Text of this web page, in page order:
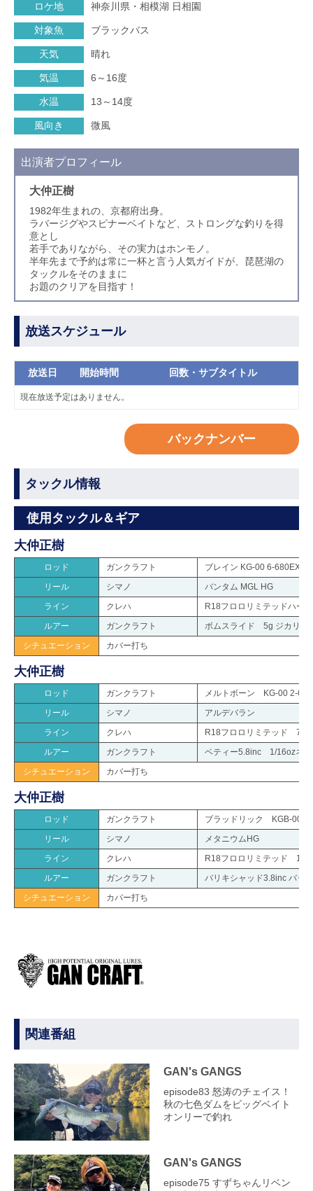
ロケ地 神奈川県・相模湖 日相園
対象魚 ブラックバス
天気 晴れ
気温 6～16度
水温 13～14度
風向き 微風
出演者プロフィール
大仲正樹
1982年生まれの、京都府出身。
ラバージグやスピナーベイトなど、ストロングな釣りを得
意とし
若手でありながら、その実力はホンモノ。
半年先まで予約は常に一杯と言う人気ガイドが、琵琶湖の
タックルをそのままに
お題のクリアを目指す！
放送スケジュール
放送日 開始時間 回数・サブタイトル
現在放送予定はありません。
バックナンバー
タックル情報
使用タックル＆ギア
大仲正樹
ロッド ガンクラフト
ブレイン KG-00 6-680EXH
リール
シマノ
バンタム MGL HG
ライン
クレハ
R18フロロリミテッドハー
ルアー
ガンクラフト
ボムスライド 5g ジカリグ
シチュエーション
カバー打ち
大仲正樹
ロッド ガンクラフト
メルトボーン KG-00 2-
リール
シマノ
アルデバラン
ライン
クレハ
R18フロロリミテッド 7lb.
ルアー
ガンクラフト
ベティー5.8inc 1/16ozネコ
シチュエーション
カバー打ち
大仲正樹
ロッド ガンクラフト
ブラッドリック KGB-00
リール
シマノ
メタニウムHG
ライン
クレハ
R18フロロリミテッド
ルアー
ガンクラフト
バリキシャッド3.8inc バッ
シチュエーション
カバー打ち
関連番組
GAN's GANGS
episode83 怒涛のチェイス！
秋の七色ダムをビッグベイト
オンリーで釣れ
GAN's GANGS
episode75 すずちゃんリベン